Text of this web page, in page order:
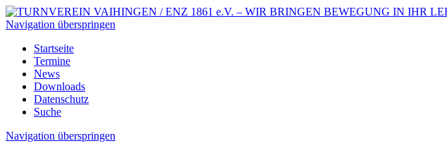
Navigation überspringen
Startseite
Termine
News
Downloads
Datenschutz
Suche
Navigation überspringen